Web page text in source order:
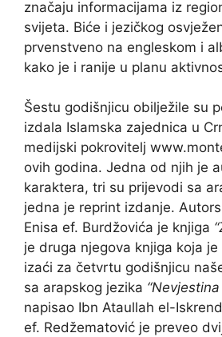
značaju informacijama iz
svijeta. Biće i jezičkog
prvenstveno na engleskom i
kako je i ranije u planu
Šestu godišnjicu obilježile su
izdala Islamska zajednica u
medijski pokrovitelj
ovih godina. Jedna od njih je
karaktera, tri su prijevodi sa
jedna je reprint izdanje.
Enisa ef. Burdžovića je knjiga
je druga njegova knjiga koja
izaći za četvrtu godišnjicu
sa arapskog jezika
napisao Ibn Ataullah el-
ef. Redžematović je preveo